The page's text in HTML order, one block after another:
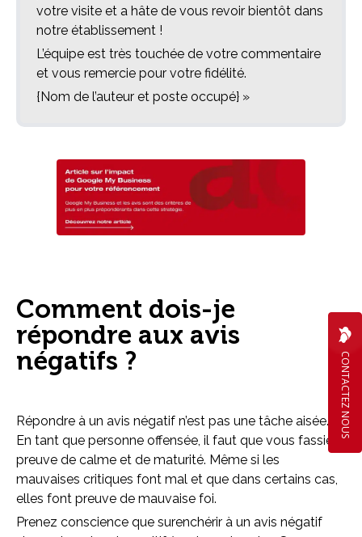
votre visite et a hâte de vous revoir bientôt dans
notre établissement !
L’équipe est très touchée de votre commentaire
et vous remercie pour votre fidélité.
{Nom de l’auteur et poste occupé} »
Comment dois-je
répondre aux avis
négatifs ?
Répondre à un avis négatif n’est pas une tâche aisée.
En tant que personne offensée, il faut que vous fassiez
preuve de calme et de maturité. Même si les
mauvaises critiques font mal et que dans certains cas,
elles font preuve de mauvaise foi.
Prenez conscience que surenchérir à un avis négatif
CONTACTEZ NOUS